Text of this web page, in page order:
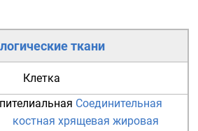
ткани
Клетка
Соединительная
костная хрящевая жировая